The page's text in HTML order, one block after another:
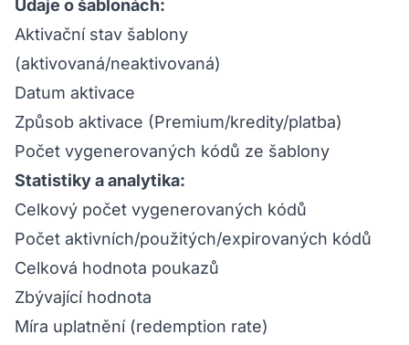
Údaje o šablonách:
Aktivační stav šablony
(aktivovaná/neaktivovaná)
Datum aktivace
Způsob aktivace (Premium/kredity/platba)
Počet vygenerovaných kódů ze šablony
Statistiky a analytika:
Celkový počet vygenerovaných kódů
Počet aktivních/použitých/expirovaných kódů
Celková hodnota poukazů
Zbývající hodnota
Míra uplatnění (redemption rate)